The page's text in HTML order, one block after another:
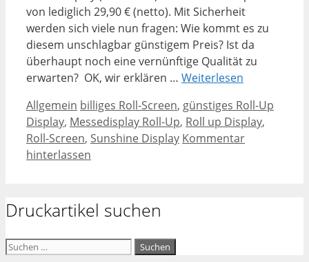
von lediglich 29,90 € (netto). Mit Sicherheit
werden sich viele nun fragen: Wie kommt es zu
diesem unschlagbar günstigem Preis? Ist da
überhaupt noch eine vernünftige Qualität zu
erwarten? OK, wir erklären … Weiterlesen
Kategorien
Allgemein Schlagwörter
billiges Roll-Screen, günstiges Roll-Up
Display, Messedisplay Roll-Up, Roll up Display,
Roll-Screen, Sunshine Display Kommentar
hinterlassen
Druckartikel suchen
Suchen